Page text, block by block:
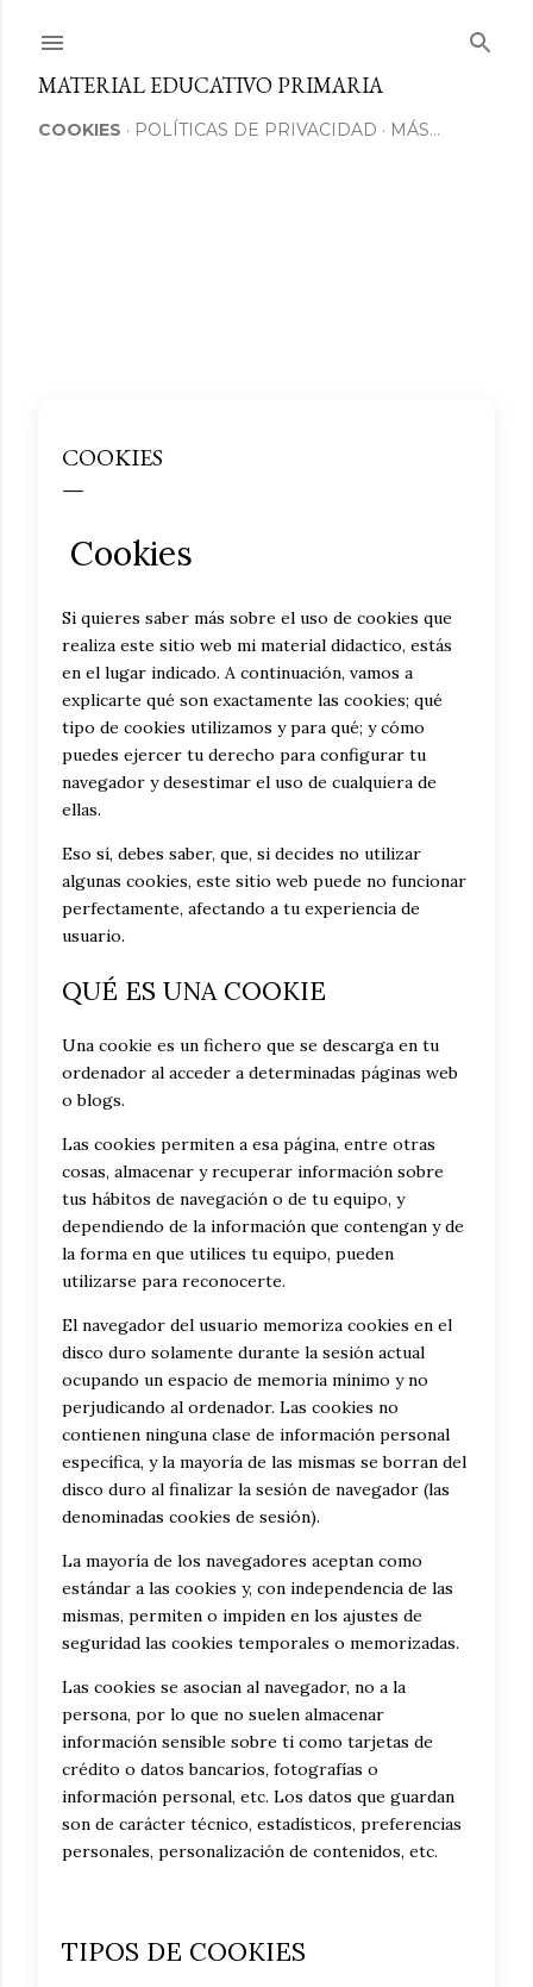
MATERIAL EDUCATIVO PRIMARIA
COOKIES POLÍTICAS DE PRIVACIDAD MÁS…
COOKIES
Cookies
Si quieres saber más sobre el uso de cookies que
realiza este sitio web mi material didactico, estás
en el lugar indicado. A continuación, vamos a
explicarte qué son exactamente las cookies; qué
tipo de cookies utilizamos y para qué; y cómo
puedes ejercer tu derecho para configurar tu
navegador y desestimar el uso de cualquiera de
ellas.
Eso sí, debes saber, que, si decides no utilizar
algunas cookies, este sitio web puede no funcionar
perfectamente, afectando a tu experiencia de
usuario.
QUÉ ES UNA COOKIE
Una cookie es un fichero que se descarga en tu
ordenador al acceder a determinadas páginas web
o blogs.
Las cookies permiten a esa página, entre otras
cosas, almacenar y recuperar información sobre
tus hábitos de navegación o de tu equipo, y
dependiendo de la información que contengan y de
la forma en que utilices tu equipo, pueden
utilizarse para reconocerte.
El navegador del usuario memoriza cookies en el
disco duro solamente durante la sesión actual
ocupando un espacio de memoria mínimo y no
perjudicando al ordenador. Las cookies no
contienen ninguna clase de información personal
específica, y la mayoría de las mismas se borran del
disco duro al finalizar la sesión de navegador (las
denominadas cookies de sesión).
La mayoría de los navegadores aceptan como
estándar a las cookies y, con independencia de las
mismas, permiten o impiden en los ajustes de
seguridad las cookies temporales o memorizadas.
Las cookies se asocian al navegador, no a la
persona, por lo que no suelen almacenar
información sensible sobre ti como tarjetas de
crédito o datos bancarios, fotografías o
información personal, etc. Los datos que guardan
son de carácter técnico, estadísticos, preferencias
personales, personalización de contenidos, etc.
TIPOS DE COOKIES